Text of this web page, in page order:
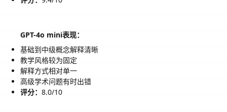
GPT-4o mini表现：
基础到中级概念解释清晰
教学风格较为固定
解释方式相对单一
高级学术问题有时出错
评分： 8.0/10